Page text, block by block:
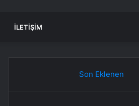
İLETIŞIM
Son Eklenen